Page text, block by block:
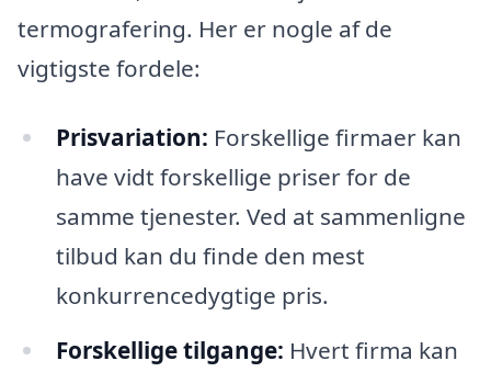
termografering. Her er nogle af de
vigtigste fordele:
Prisvariation: Forskellige firmaer kan
have vidt forskellige priser for de
samme tjenester. Ved at sammenligne
tilbud kan du finde den mest
konkurrencedygtige pris.
Forskellige tilgange: Hvert firma kan